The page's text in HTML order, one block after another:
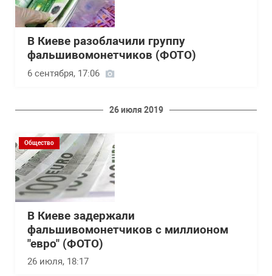
В Киеве разоблачили группу
фальшивомонетчиков (ФОТО)
6 сентября, 17:06
26 июля 2019
Общество
В Киеве задержали
фальшивомонетчиков с миллионом
"евро" (ФОТО)
26 июля, 18:17